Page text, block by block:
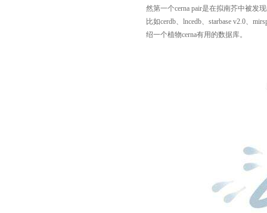
然第一个cerna pair是在拟南芥中被发
比如cerdb、lncedb、starbase v2.0、
绍一个植物cerna有用的数据库。